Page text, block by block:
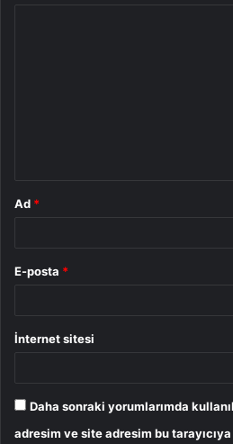
Ad *
E-posta *
İnternet sitesi
Daha sonraki yorumlarımda
adresim ve site adresim bu